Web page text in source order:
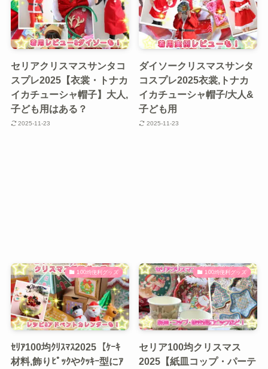
セリアクリスマスサンタコ
スプレ2025【衣裳・トナカ
イカチューシャ帽子】大人,
子ども用はある？
2025-11-23
ダイソークリスマスサンタ
コスプレ2025衣裳,トナカ
イカチューシャ帽子/大人&
子ども用
2025-11-23
100均便利グッズ
ｾﾘｱ100均ｸﾘｽﾏｽ2025【ｹｰｷ
材料,飾りﾋﾟｯｸやｸｯｷｰ型にｱ
100均便利グッズ
セリア100均クリスマス
2025【紙皿コップ・パーテ